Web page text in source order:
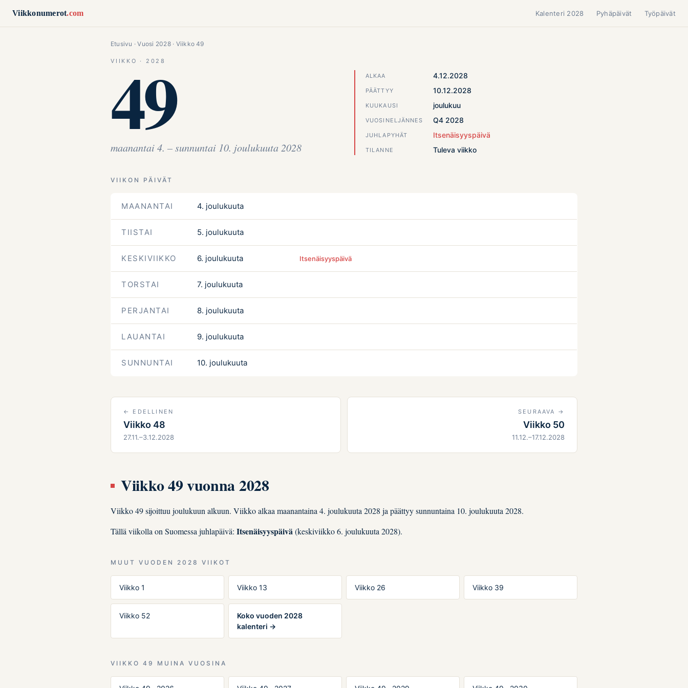
Viikkonumerot.com Kalenteri 2028 Pyhäpäivät Työpäivät
Etusivu ·Vuosi 2028· Viikko 49
VIIKKO · 2028
49
maanantai 4. – sunnuntai 10. joulukuuta 2028
ALKAA 4.12.2028
PÄÄTTYY 10.12.2028
KUUKAUSI joulukuu
VUOSINELJÄNNES Q4 2028
JUHLAPYHÄT Itsenäisyyspäivä
TILANNE Tuleva viikko
VIIKON PÄIVÄT
MAANANTAI 4. joulukuuta
TIISTAI 5. joulukuuta
KESKIVIIKKO 6. joulukuuta Itsenäisyyspäivä
TORSTAI 7. joulukuuta
PERJANTAI 8. joulukuuta
LAUANTAI 9. joulukuuta
SUNNUNTAI 10. joulukuuta
← EDELLINEN
Viikko 48
27.11.–3.12.2028
SEURAAVA →
Viikko 50
11.12.–17.12.2028
Viikko 49 vuonna 2028
Viikko 49 sijoittuu joulukuun alkuun. Viikko alkaa maanantaina 4. joulukuuta 2028 ja päättyy sunnuntaina 10. joulukuuta 2028.
Tällä viikolla on Suomessa juhlapäivä: Itsenäisyyspäivä(keskiviikko 6. joulukuuta 2028).
MUUT VUODEN 2028 VIIKOT
Viikko 1 Viikko 13 Viikko 26 Viikko 39
Viikko 52
Koko vuoden 2028
kalenteri →
VIIKKO 49 MUINA VUOSINA